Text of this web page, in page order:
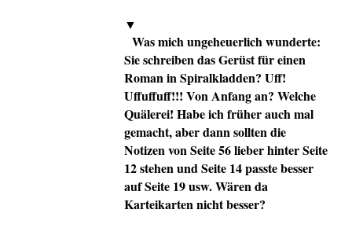
▼
Was mich ungeheuerlich wunderte:
Sie schreiben das Gerüst für einen
Roman in Spiralkladden? Uff!
Uffuffuff!!! Von Anfang an? Welche
Quälerei! Habe ich früher auch mal
gemacht, aber dann sollten die
Notizen von Seite 56 lieber hinter Seite
12 stehen und Seite 14 passte besser
auf Seite 19 usw. Wären da
Karteikarten nicht besser?